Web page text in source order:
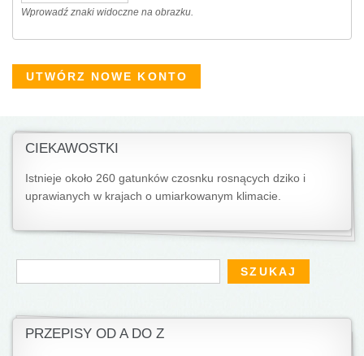
Wprowadź znaki widoczne na obrazku.
CIEKAWOSTKI
Istnieje około 260 gatunków czosnku rosnących dziko i
uprawianych w krajach o umiarkowanym klimacie.
Formularz wyszukiwania
Szukaj
PRZEPISY OD A DO Z